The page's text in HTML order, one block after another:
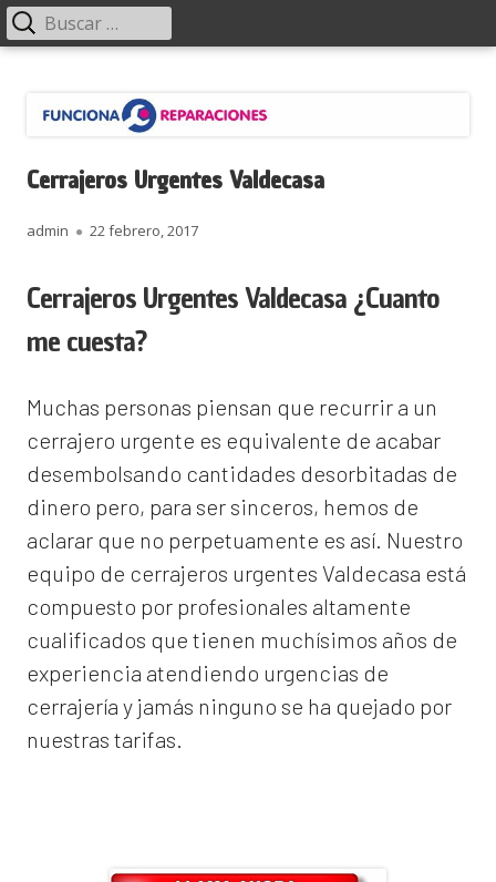
contenido
Menú
principal Buscar:
Cerrajeros Urgentes Valdecasa
Autor
admin
Publicado
22 febrero, 2017
Cerrajeros Urgentes Valdecasa ¿Cuanto
me cuesta?
Muchas personas piensan que recurrir a un
cerrajero urgente es equivalente de acabar
desembolsando cantidades desorbitadas de
dinero pero, para ser sinceros, hemos de
aclarar que no perpetuamente es así. Nuestro
equipo de cerrajeros urgentes Valdecasa está
compuesto por profesionales altamente
cualificados que tienen muchísimos años de
experiencia atendiendo urgencias de
cerrajería y jamás ninguno se ha quejado por
nuestras tarifas.